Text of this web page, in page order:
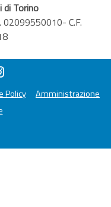
di Torino
02099550010- C.F.
Policy
Amministrazione